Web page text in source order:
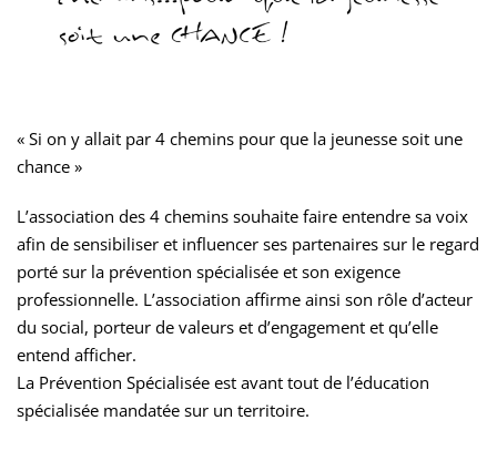
« Si on y allait par 4 chemins pour que la jeunesse soit une
chance »
L’association des 4 chemins souhaite faire entendre sa voix
afin de sensibiliser et influencer ses partenaires sur le regard
porté sur la prévention spécialisée et son exigence
professionnelle. L’association affirme ainsi son rôle d’acteur
du social, porteur de valeurs et d’engagement et qu’elle
entend afficher.
La Prévention Spécialisée est avant tout de l’éducation
spécialisée mandatée sur un territoire.